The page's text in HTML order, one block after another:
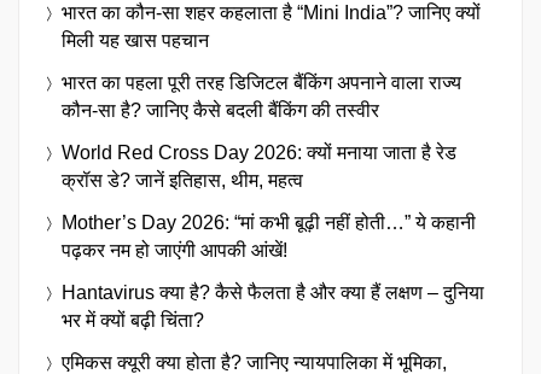
भारत का कौन-सा शहर कहलाता है “Mini India”? जानिए क्यों
मिली यह खास पहचान
भारत का पहला पूरी तरह डिजिटल बैंकिंग अपनाने वाला राज्य
कौन-सा है? जानिए कैसे बदली बैंकिंग की तस्वीर
World Red Cross Day 2026: क्यों मनाया जाता है रेड
क्रॉस डे? जानें इतिहास, थीम, महत्व
Mother’s Day 2026: “मां कभी बूढ़ी नहीं होती…” ये कहानी
पढ़कर नम हो जाएंगी आपकी आंखें!
Hantavirus क्या है? कैसे फैलता है और क्या हैं लक्षण – दुनिया
भर में क्यों बढ़ी चिंता?
एमिकस क्यूरी क्या होता है? जानिए न्यायपालिका में भूमिका,